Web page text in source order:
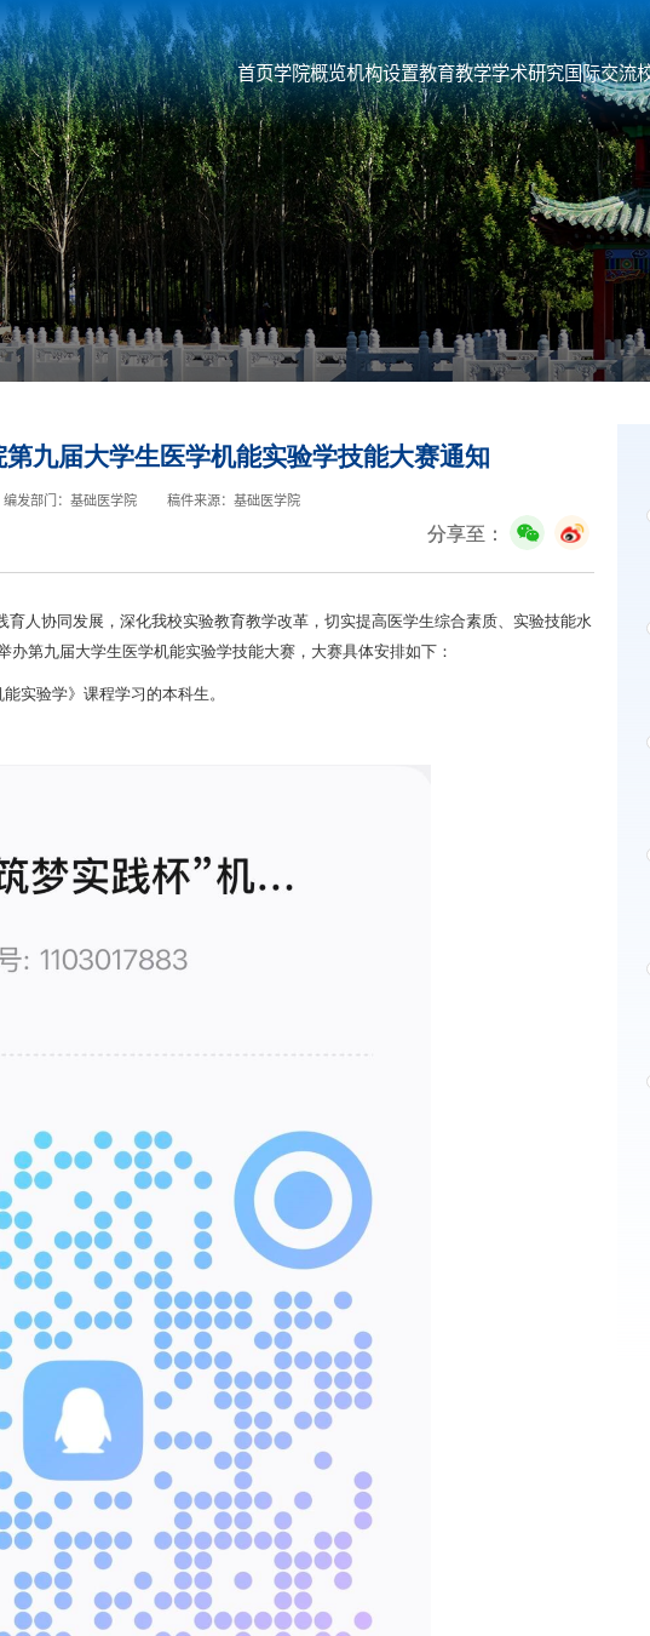
首页学院概览机构设置教育教学学术研究国际交流
九届大学生医学机能实验学技能大赛通知
编发部门：基础医学院 稿件来源：基础医学院
分享至：
人协同发展，深化我校实验教育教学改革，切实提高医学生综合素质、实验技能水
第九届大学生医学机能实验学技能大赛，大赛具体安排如下：
实验学》课程学习的本科生。